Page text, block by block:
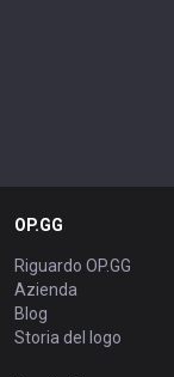
OP.GG
Riguardo OP.GG
Azienda
Blog
Storia del logo